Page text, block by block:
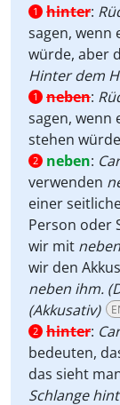
1 hinter:
sagen, wenn
würde, aber
Hinter dem
1 neben:
sagen, wenn
stehen
2 neben:
verwenden
einer
Person oder
wir mit neben
wir den
neben ihm.
(Akkusativ)
2 hinter:
bedeuten,
das sieht
Schlange